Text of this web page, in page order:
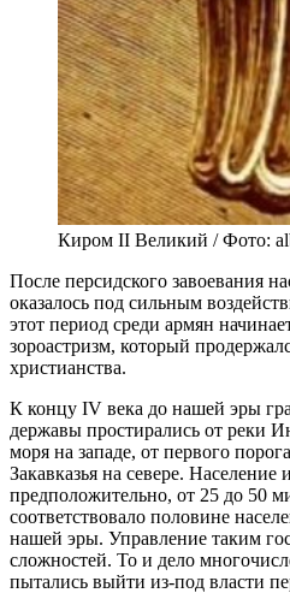
Киром II Великий / Фото:
После персидского завоевания
оказалось под сильным
этот период среди армян
зороастризм, который
христианства.
К концу IV века до нашей эры
державы простирались от реки
моря на западе, от первого
Закавказья на севере. Население
предположительно, от 25 до 50
соответствовало половине
нашей эры. Управление таким
сложностей. То и дело
пытались выйти из-под власти